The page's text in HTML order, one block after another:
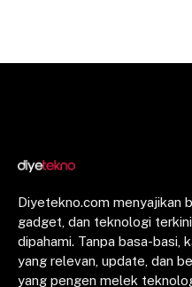
Diyetekno.com menyajikan
gadget, dan teknologi
dipahami. Tanpa basa-basi,
yang relevan, update, dan
yang pengen melek